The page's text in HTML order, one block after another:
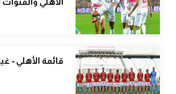
أقسام خاصة
Gamers
ميركاتو
قائمة الأهلي -